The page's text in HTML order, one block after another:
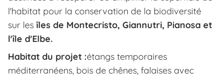
l'habitat pour la conservation de la biodiversité
sur lesîles de Montecristo, Giannutri, Pianosa et
l'île d'Elbe.
Habitat du projet :étangs temporaires
méditerranéens, bois de chênes, falaises avec